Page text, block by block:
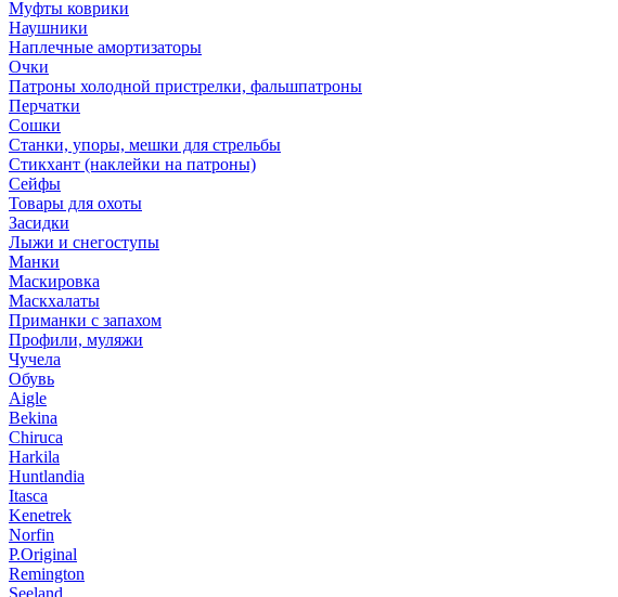
Муфты коврики
Наушники
Наплечные амортизаторы
Очки
Патроны холодной пристрелки, фальшпатроны
Перчатки
Сошки
Станки, упоры, мешки для стрельбы
Стикхант (наклейки на патроны)
Сейфы
Товары для охоты
Засидки
Лыжи и снегоступы
Манки
Маскировка
Маскхалаты
Приманки с запахом
Профили, муляжи
Чучела
Обувь
Aigle
Bekina
Chiruсa
Harkila
Huntlandia
Itasca
Kenetrek
Norfin
P.Original
Remington
Seeland